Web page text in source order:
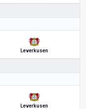
Leverkusen
Leverkusen